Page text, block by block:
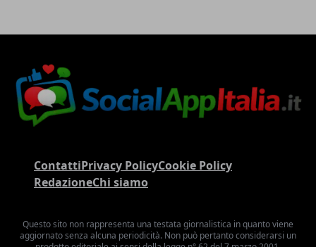
ContattiPrivacy PolicyCookie Policy
RedazioneChi siamo
Questo sito non rappresenta una testata giornalistica in quanto viene
aggiornato senza alcuna periodicità. Non può pertanto considerarsi un